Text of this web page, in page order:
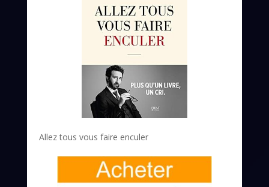
Allez tous vous faire enculer